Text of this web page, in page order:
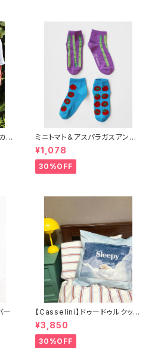
バ
ミニトマト＆アスパラガスアンク
ルソックス 2P
¥1,078
30%OFF
ー
【Casselini】ドゥードゥルクッシ
ョンカバー
¥3,850
30%OFF